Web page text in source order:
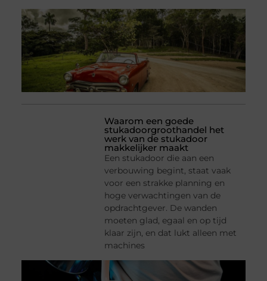
Waarom een goede
stukadoorgroothandel het
werk van de stukadoor
makkelijker maakt
Een stukadoor die aan een
verbouwing begint, staat vaak
voor een strakke planning en
hoge verwachtingen van de
opdrachtgever. De wanden
moeten glad, egaal en op tijd
klaar zijn, en dat lukt alleen met
machines